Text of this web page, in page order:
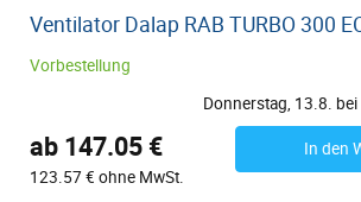
Ventilator Dalap RAB TURBO 300
Vorbestellung
Donnerstag, 13.8.
ab 147.05 €
123.57 € ohne MwSt.
In den